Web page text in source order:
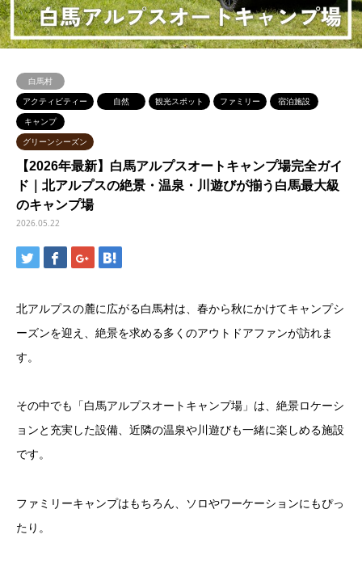
白馬村
アクティビティー
自然 観光スポット ファミリー
宿泊施設
キャンプ
グリーンシーズン
【2026年最新】白馬アルプスオートキャンプ場完全ガイ
ド｜北アルプスの絶景・温泉・川遊びが揃う白馬最大級
のキャンプ場
2026.05.22
北アルプスの麓に広がる白馬村は、春から秋にかけてキャンプシ
ーズンを迎え、絶景を求める多くのアウトドアファンが訪れま
す。
その中でも「白馬アルプスオートキャンプ場」は、絶景ロケーシ
ョンと充実した設備、近隣の温泉や川遊びも一緒に楽しめる施設
です。
ファミリーキャンプはもちろん、ソロやワーケーションにもぴっ
たり。